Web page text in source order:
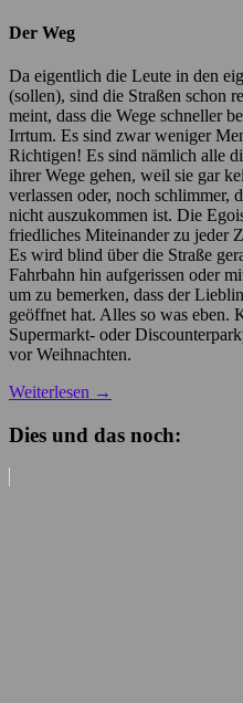
Der Weg
Da eigentlich die Leute in den
(sollen), sind die Straßen schon
meint, dass die Wege schneller
Irrtum. Es sind zwar weniger
Richtigen! Es sind nämlich alle
ihrer Wege gehen, weil sie gar
verlassen oder, noch schlimmer,
nicht auszukommen ist. Die
friedliches Miteinander zu jeder
Es wird blind über die Straße
Fahrbahn hin aufgerissen oder
um zu bemerken, dass der
geöffnet hat. Alles so was eben.
Supermarkt- oder
vor Weihnachten.
Weiterlesen →
Dies und das noch: